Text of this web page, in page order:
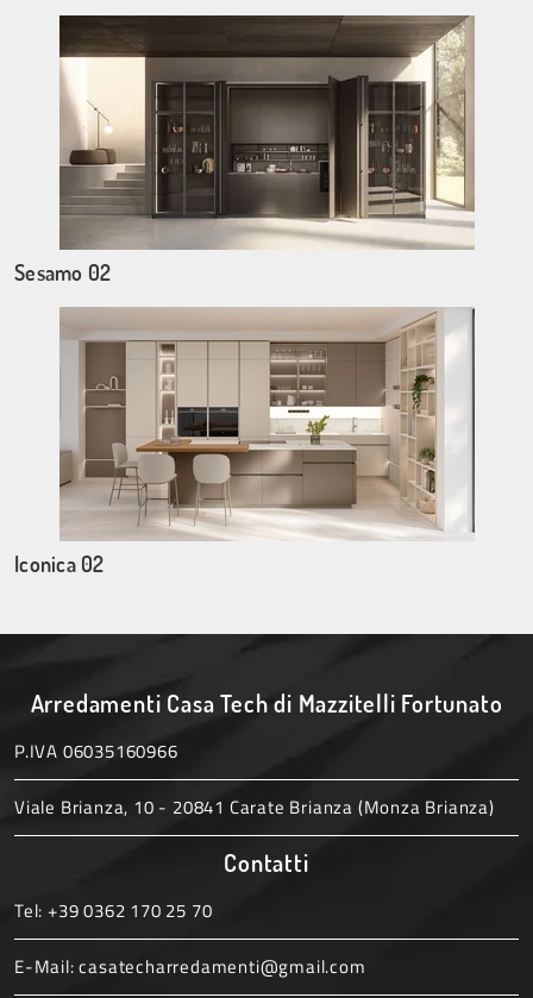
Sesamo 02
Iconica 02
Arredamenti Casa Tech di Mazzitelli Fortunato
P.IVA 06035160966
Viale Brianza, 10 - 20841 Carate Brianza (Monza Brianza)
Contatti
Tel: +39 0362 170 25 70
E-Mail:casatecharredamenti@gmail.com